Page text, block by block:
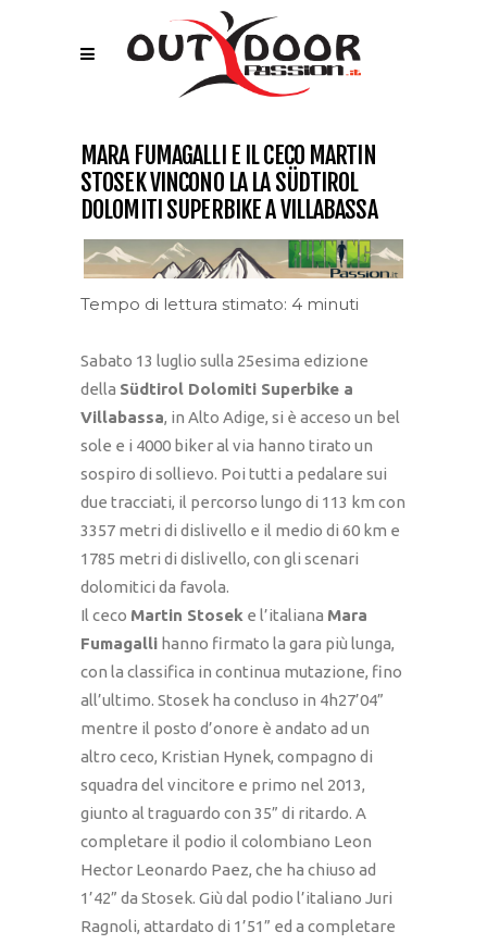
MARA FUMAGALLI E IL CECO MARTIN
STOSEK VINCONO LA LA SÜDTIROL
DOLOMITI SUPERBIKE A VILLABASSA
Tempo di lettura stimato: 4 minuti
Sabato 13 luglio sulla 25esima edizione
della Südtirol Dolomiti Superbike a
Villabassa, in Alto Adige, si è acceso un bel
sole e i 4000 biker al via hanno tirato un
sospiro di sollievo. Poi tutti a pedalare sui
due tracciati, il percorso lungo di 113 km con
3357 metri di dislivello e il medio di 60 km e
1785 metri di dislivello, con gli scenari
dolomitici da favola.
Il ceco Martin Stosek e l’italiana Mara
Fumagalli hanno firmato la gara più lunga,
con la classifica in continua mutazione, fino
all’ultimo. Stosek ha concluso in 4h27’04”
mentre il posto d’onore è andato ad un
altro ceco, Kristian Hynek, compagno di
squadra del vincitore e primo nel 2013,
giunto al traguardo con 35” di ritardo. A
completare il podio il colombiano Leon
Hector Leonardo Paez, che ha chiuso ad
1’42” da Stosek. Giù dal podio l’italiano Juri
Ragnoli, attardato di 1’51” ed a completare